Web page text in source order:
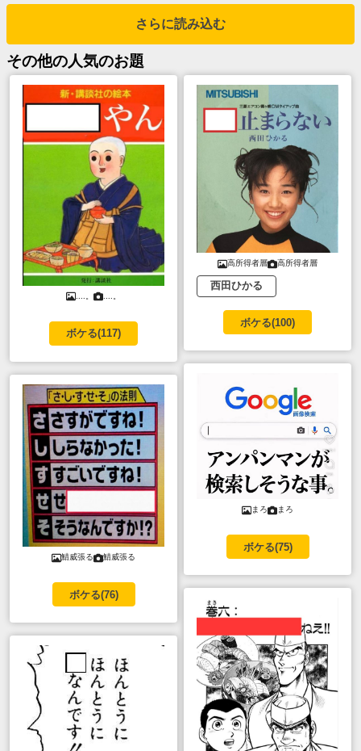
さらに読み込む
その他の人気のお題
ボケる(117)
鯖威張る 鯖威張る
ボケる(76)
高所得者層 高所得者層
西田ひかる
ボケる(100)
まろ まろ
ボケる(75)